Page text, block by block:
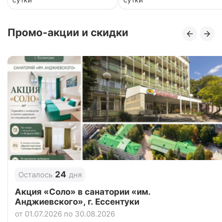
Промо-акции и скидки
Осталось 24 дня
Акция «Соло» в санатории «им.
Анджиевского», г. Ессентуки
от 01.07.2026 по 30.08.2026